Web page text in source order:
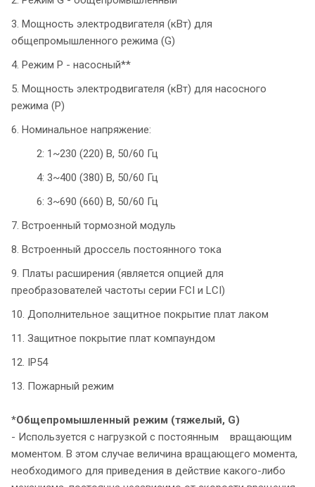
3. Мощность электродвигателя (кВт) для
общепромышленного режима (G)
4. Режим P - насосный**
5. Мощность электродвигателя (кВт) для насосного
режима (P)
6. Номинальное напряжение:
2: 1~230 (220) В, 50/60 Гц
4: 3~400 (380) В, 50/60 Гц
6: 3~690 (660) В, 50/60 Гц
7. Встроенный тормозной модуль
8. Встроенный дроссель постоянного тока
9. Платы расширения (является опцией для
преобразователей частоты серии FCI и LCI)
10. Дополнительное защитное покрытие плат лаком
11. Защитное покрытие плат компаундом
12. IP54
13. Пожарный режим
*Общепромышленный режим (тяжелый, G)
- Используется с нагрузкой с постоянным вращающим
моментом. В этом случае величина вращающего момента,
необходимого для приведения в действие какого-либо